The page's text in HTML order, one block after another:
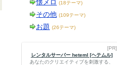
懐メロ (18テーマ)
その他 (109テーマ)
お題 (26テーマ)
[PR]
レンタルサーバー heteml [ヘテムル]
あなたのクリエイティブを刺激する、